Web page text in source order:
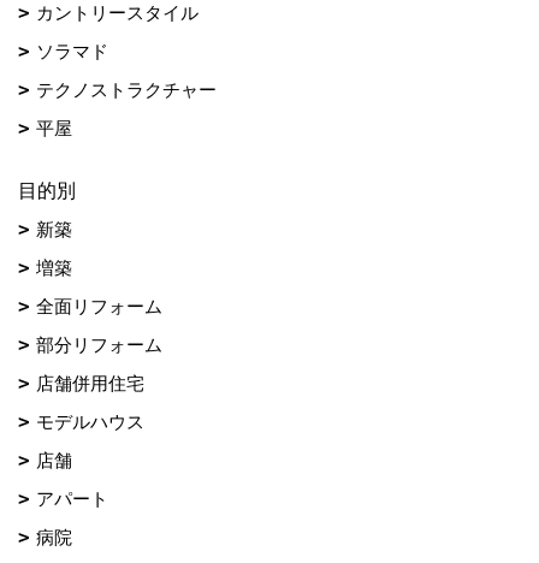
カントリースタイル
ソラマド
テクノストラクチャー
平屋
目的別
新築
増築
全面リフォーム
部分リフォーム
店舗併用住宅
モデルハウス
店舗
アパート
病院